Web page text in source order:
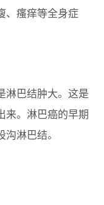
、瘙痒等全身症
淋巴结肿大。这是
来。淋巴癌的早期
淋巴结。